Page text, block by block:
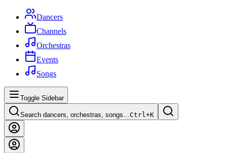
Dancers
Channels
Orchestras
Events
Songs
Toggle Sidebar
Search dancers, orchestras, songs…Ctrl+K